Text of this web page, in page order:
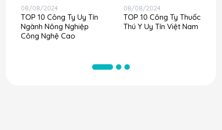
08/08/2024
TOP 10 Công Ty Uy Tín
Ngành Nông Nghiệp
Công Nghệ Cao
08/08/2024
TOP 10 Công Ty Thuốc
Thú Y Uy Tín Việt Nam